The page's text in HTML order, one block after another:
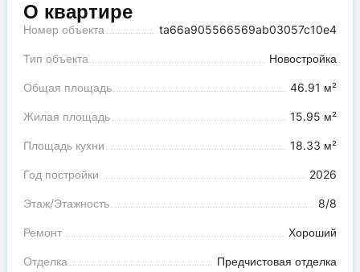
О квартире
Номер объекта ta66a905566569ab03057c10e4
Тип объекта Новостройка
Общая площадь 46.91 м²
Жилая площадь 15.95 м²
Площадь кухни 18.33 м²
Год постройки 2026
Этаж/Этажность 8/8
Ремонт Хороший
Отделка Предчистовая отделка